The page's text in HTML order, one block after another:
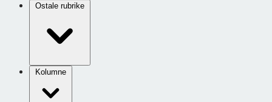
Ostale rubrike
Kolumne